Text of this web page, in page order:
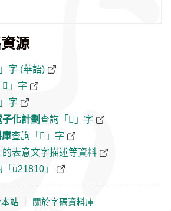
源
字 (華語)
」字
字
化計劃查詢「𡠐」字
查詢「𡠐」字
的表意文字描述等資料
「u21810」
站 關於字碼資料庫